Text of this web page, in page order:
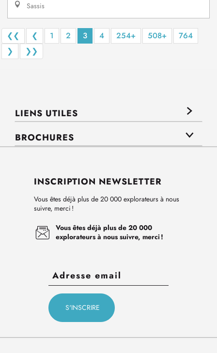
Sassis
❮❮ ❮ 1 2 3 4 254+ 508+
764
❯
❯❯
LIENS UTILES
BROCHURES
INSCRIPTION NEWSLETTER
Vous êtes déjà plus de 20 000 explorateurs à nous
suivre, merci !
Vous êtes déjà plus de 20 000
explorateurs à nous suivre, merci !